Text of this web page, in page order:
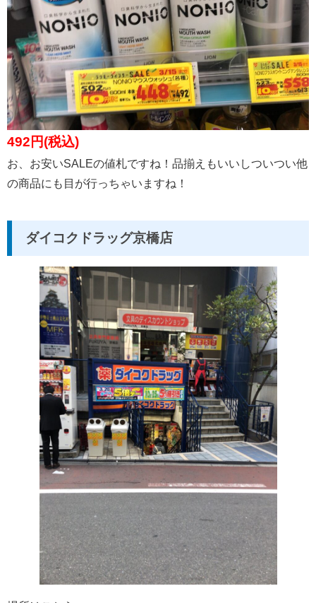
492円(税込)
お、お安いSALEの値札ですね！品揃えもいいしついつい他
の商品にも目が行っちゃいますね！
ダイコクドラッグ京橋店